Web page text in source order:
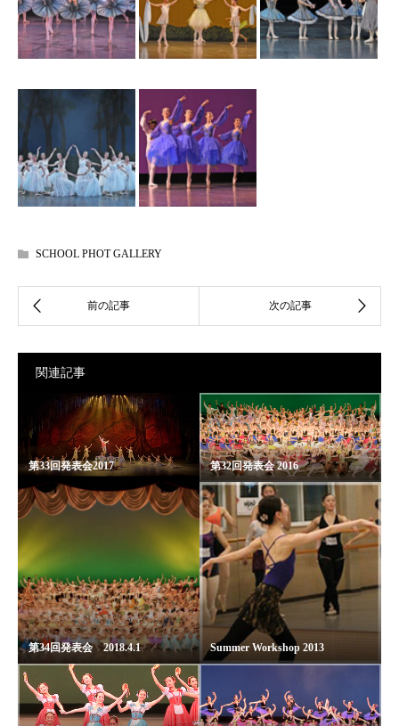
SCHOOL PHOT GALLERY
関連記事
第33回発表会2017 第32回発表会 2016
第34回発表会 2018.4.1 Summer Workshop 2013